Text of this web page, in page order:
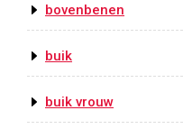
bovenbenen
buik
buik vrouw